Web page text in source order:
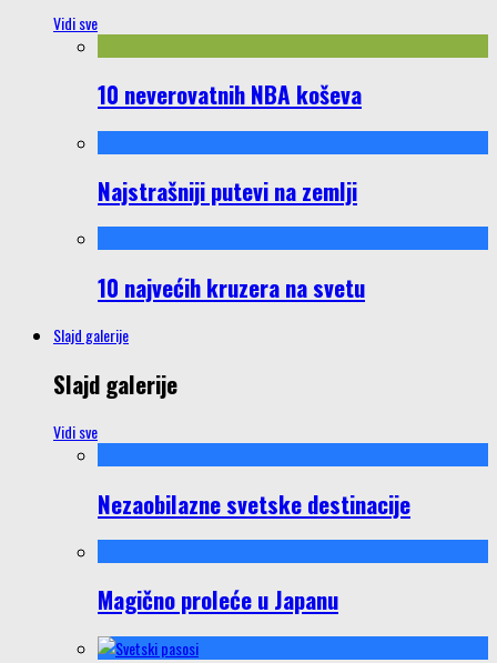
Vidi sve
10 neverovatnih NBA koševa
Najstrašniji putevi na zemlji
10 najvećih kruzera na svetu
Slajd galerije
Slajd galerije
Vidi sve
Nezaobilazne svetske destinacije
Magično proleće u Japanu